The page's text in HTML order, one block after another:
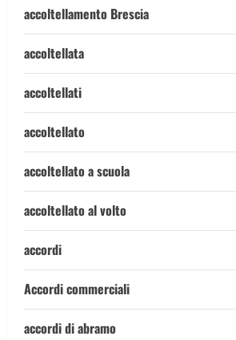
accoltellamento Brescia
accoltellata
accoltellati
accoltellato
accoltellato a scuola
accoltellato al volto
accordi
Accordi commerciali
accordi di abramo